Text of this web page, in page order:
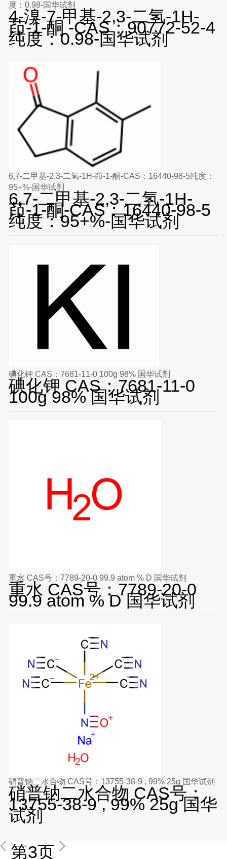
度：0.98-国华试剂
4-溴-7-甲基-2,3-二氢-1H-
茚-1-酮 -CAS：90772-52-4
纯度：0.98-国华试剂
6,7-二甲基-2,3-二氢-1H-茚-1-酮-CAS：16440-98-5纯度：
95+%-国华试剂
6,7-二甲基-2,3-二氢-1H-
茚-1-酮-CAS：16440-98-5
纯度：95+%-国华试剂
碘化钾 CAS：7681-11-0 100g 98% 国华试剂
碘化钾 CAS：7681-11-0
100g 98% 国华试剂
重水 CAS号：7789-20-0 99.9 atom % D 国华试剂
重水 CAS号：7789-20-0
99.9 atom % D 国华试剂
硝普钠二水合物 CAS号：13755-38-9 , 99% 25g 国华试剂
硝普钠二水合物 CAS号：
13755-38-9 , 99% 25g 国华
试剂
第3页